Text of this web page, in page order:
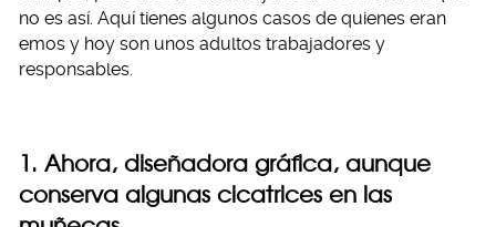
no es así. Aquí tienes algunos casos de quienes eran
emos y hoy son unos adultos trabajadores y
responsables.
1. Ahora, diseñadora gráfica, aunque
conserva algunas cicatrices en las